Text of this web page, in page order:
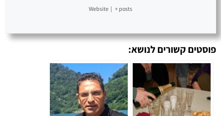
Website | + posts
פוסטים קשורים לנושא: